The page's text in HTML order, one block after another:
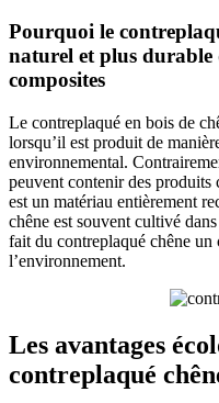
Pourquoi le
naturel et plus
composites
Le contreplaqué en bois de
lorsqu’il est produit de
environnemental.
peuvent contenir des produits
est un matériau entièrement
chêne est souvent cultivé
fait du contreplaqué chêne un
l’environnement.
Les avantages
contreplaqué